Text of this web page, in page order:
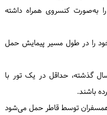
گردشگر ناهار در رستوران توسط
| به عهده دالاهو
به‌صورت کنسروی همراه داشته
را در طول مسیر پیمایش حمل
گذشته، حداقل در یک تور با
همسفران توسط قاطر حمل می‌شود